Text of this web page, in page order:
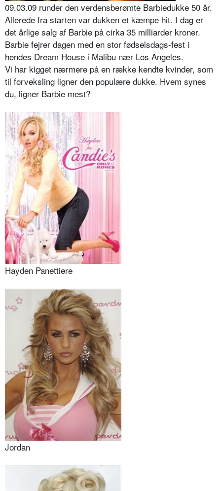
09.03.09 runder den verdensberømte Barbiedukke 50 år.
Allerede fra starten var dukken et kæmpe hit. I dag er
det årlige salg af Barbie på cirka 35 milliarder kroner.
Barbie fejrer dagen med en stor fødselsdags-fest i
hendes Dream House i Malibu nær Los Angeles.
Vi har kigget nærmere på en række kendte kvinder, som
til forveksling ligner den populære dukke. Hvem synes
du, ligner Barbie mest?
Hayden Panettiere
Jordan